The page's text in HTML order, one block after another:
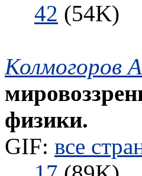
42 (54K)
Колмогоров
физики.
GIF: все